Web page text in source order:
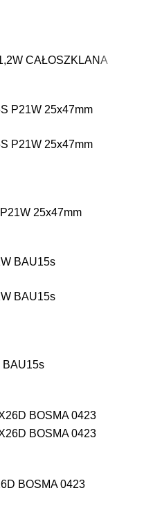
CAŁOSZKLANA
25x47mm
BAU15s
BOSMA 0423